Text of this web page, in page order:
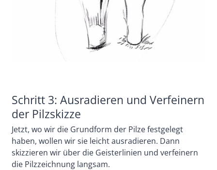
Schritt 3: Ausradieren und Verfeinern
der Pilzskizze
Jetzt, wo wir die Grundform der Pilze festgelegt
haben, wollen wir sie leicht ausradieren. Dann
skizzieren wir über die Geisterlinien und verfeinern
die Pilzzeichnung langsam.